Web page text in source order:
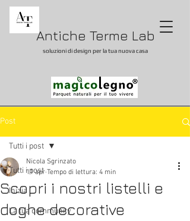
Antiche Terme Lab
soluzioni di design per la tua nuova casa
Post
Tutti i post
Inizia
La tua community
Tutti i post
Scopri i nostri listelli e
doghe decorative
Nicola Sgrinzato
11 apr Tempo di lettura: 4 min